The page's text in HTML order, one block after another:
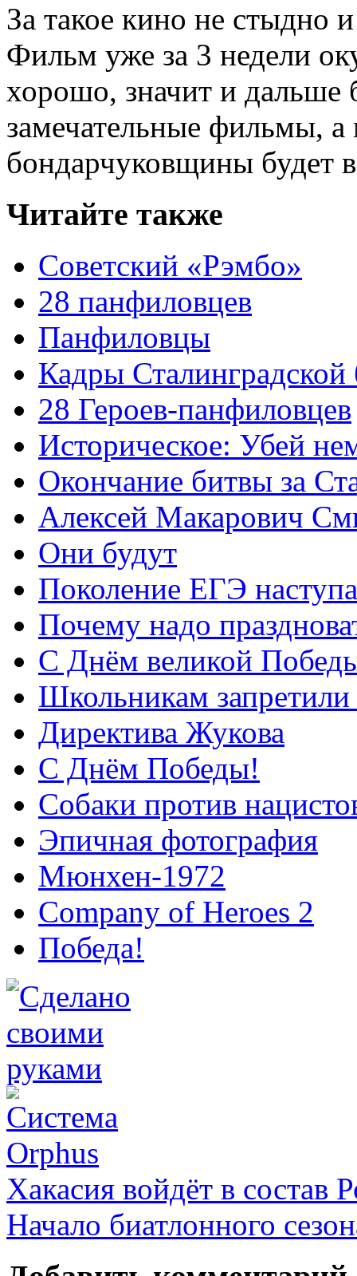
За такое кино не стыдно
Фильм уже за 3 недели
хорошо, значит и дальше
замечательные фильмы,
бондарчуковщины будет
Читайте также
Советский «Рэмбо»
28 панфиловцев
Панфиловцы
Кадры Сталинградской
28 Героев-панфиловцев
Историческое: Убей
Окончание битвы за
Алексей Макарович
Они будут
Поколение ЕГЭ
Почему надо
С Днём великой
Школьникам
Директива Жукова
С Днём Победы!
Собаки против
Эпичная фотография
Мюнхен-1972
Company of Heroes 2
Победа!
Хакасия войдёт в состав
Начало биатлонного